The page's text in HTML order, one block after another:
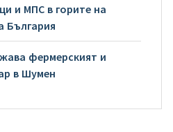
и МПС в горите на
България
фермерският и
в Шумен